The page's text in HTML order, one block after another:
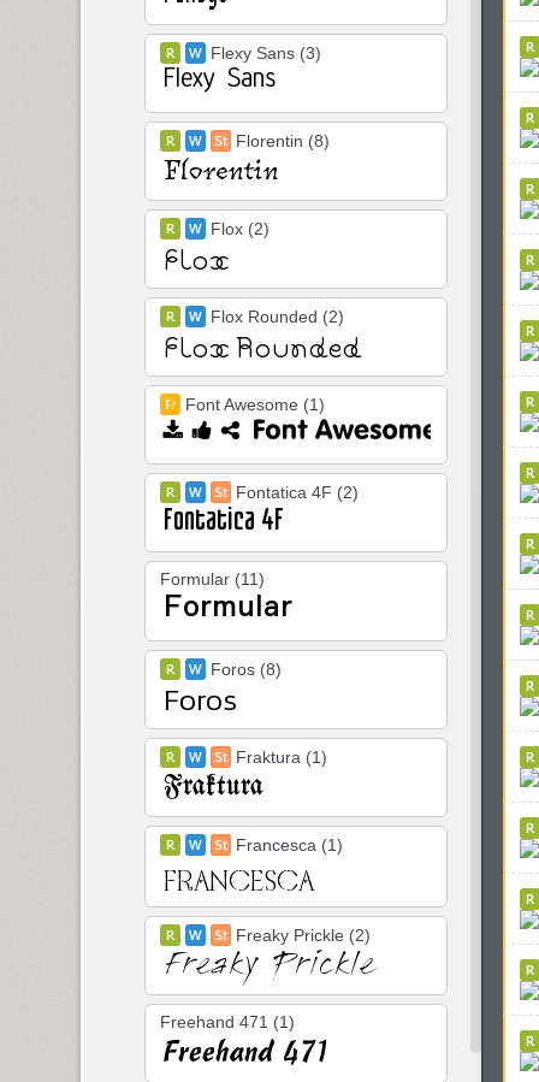
Flexy Sans (3)
Florentin (8)
Flox (2)
Flox Rounded (2)
Font Awesome (1)
Fontatica 4F (2)
Formular (11)
Foros (8)
Fraktura (1)
Francesca (1)
Freaky Prickle (2)
Freehand 471 (1)